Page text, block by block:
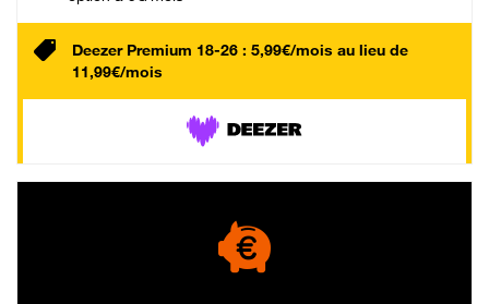
Deezer Premium 18-26 : 5,99€/mois au lieu de
11,99€/mois